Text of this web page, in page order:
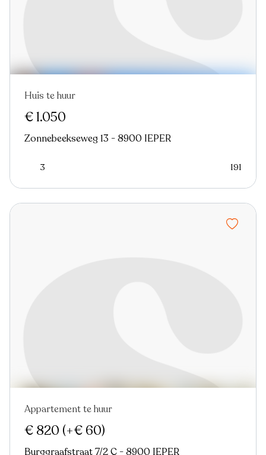
Huis te huur
€ 1.050
Zonnebeekseweg 13 - 8900 IEPER
3 191
Appartement te huur
€ 820 (+€ 60)
Burggraafstraat 7/2 C - 8900 IEPER